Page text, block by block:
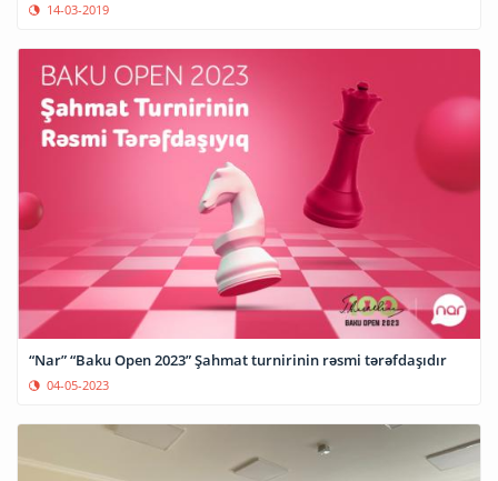
14-03-2019
“Nar” “Baku Open 2023” Şahmat turnirinin rəsmi tərəfdaşıdır
04-05-2023